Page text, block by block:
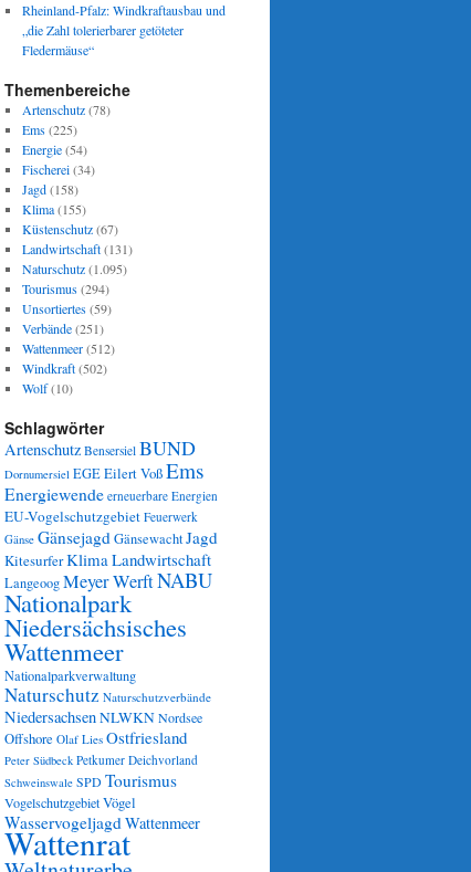
Rheinland-Pfalz: Windkraftausbau und
„die Zahl tolerierbarer getöteter
Fledermäuse“
Themenbereiche
Artenschutz(78)
Ems(225)
Energie(54)
Fischerei(34)
Jagd(158)
Klima(155)
Küstenschutz(67)
Landwirtschaft(131)
Naturschutz(1.095)
Tourismus(294)
Unsortiertes(59)
Verbände(251)
Wattenmeer(512)
Windkraft(502)
Wolf(10)
Schlagwörter
Artenschutz Bensersiel BUND
Dornumersiel EGEEilert VoßEms
Energiewende erneuerbare Energien
EU-Vogelschutzgebiet Feuerwerk
Gänse GänsejagdGänsewachtJagd
KitesurferKlimaLandwirtschaft
LangeoogMeyer WerftNABU
Nationalpark
Niedersächsisches
Wattenmeer
Nationalparkverwaltung
Naturschutz Naturschutzverbände
NiedersachsenNLWKNNordsee
Offshore Olaf Lies Ostfriesland
Peter Südbeck Petkumer Deichvorland
Schweinswale SPDTourismus
VogelschutzgebietVögel
WasservogeljagdWattenmeer
Wattenrat